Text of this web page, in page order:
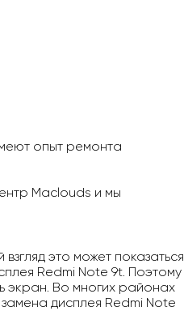
опыт ремонта
Maclouds и мы
это может показаться
Redmi Note 9t. Поэтому
экран. Во многих районах
дисплея Redmi Note